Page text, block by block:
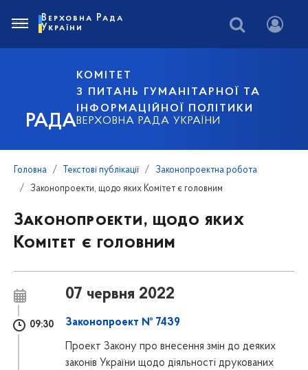
РАДА
КОМІТЕТ
З ПИТАНЬ ГУМАНІТАРНОЇ ТА
ІНФОРМАЦІЙНОЇ ПОЛІТИКИ
ВЕРХОВНА РАДА УКРАЇНИ
Верховна Рада
України
Головна Текстові публікації
Законопроектна робота
Законопроекти, щодо яких Комітет є головним
Законопроекти, щодо яких
Комітет є головним
07 червня 2022
09:30 Законопроект № 7439
Проект Закону про внесення змін до деяких
законів України щодо діяльності друкованих